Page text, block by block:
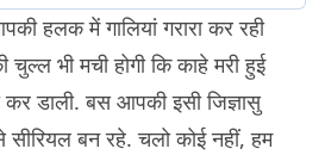
हलक में गालियां गरारा कर रही
चुल्ल भी मची होगी कि काहे मरी हुई
कर डाली. बस आपकी इसी जिज्ञासु
बन रहे. चलो कोई नहीं, हम